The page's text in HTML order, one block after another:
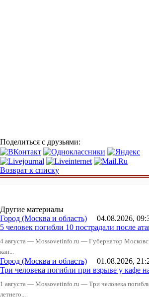
Поделиться с друзьями:
Возврат к списку
Другие материалы
Город (Москва и область) 04.08.2026,
5 человек погибли 10 пострадали после
4 августа — Mossovetinfo.ru — Губернатор
кан...
Город (Москва и область) 01.08.2026,
Три человека погибли при взрыве у
1 августа — Mossovetinfo.ru — Три человека
летнего...